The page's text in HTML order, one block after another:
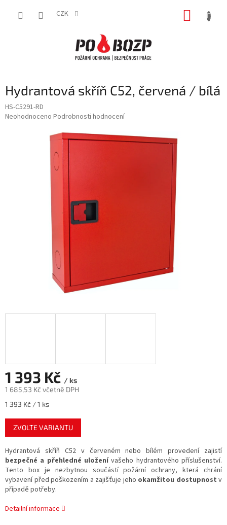
CZK
Hydrantová skříň C52, červená / bílá
HS-C5291-RD
Průměrné
Neohodnoceno Podrobnosti hodnocení
1 393 Kč / ks
1 685,53 Kč včetně DPH
Měrná
1 393 Kč / 1 ks
ZVOLTE VARIANTU
Hydrantová skříň C52 v červeném nebo bílém provedení zajistí
bezpečné a přehledné uloženívašeho hydrantového příslušenství.
Tento box je nezbytnou součástí požární ochrany, která chrání
vybavení před poškozením a zajišťuje jeho okamžitou dostupnost v
případě potřeby.
Detailní informace